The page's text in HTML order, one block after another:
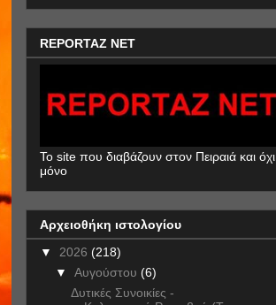
REPORTAZ NET
To site που διαβάζουν στον Πειραιά και όχι
μόνο
Αρχειοθήκη ιστολογίου
▼ 2026 (218)
▼ Αυγούστου (6)
Δυτικές Συνοικίες -